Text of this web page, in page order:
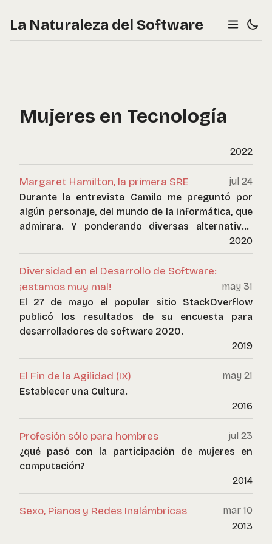
La Naturaleza del Software
Mujeres en Tecnología
2022
Margaret Hamilton, la primera SRE
jul 24
Durante la entrevista Camilo me preguntó por
algún personaje, del mundo de la informática, que
admirara. Y ponderando diversas alternativas
expresé mi admiración creciente por Margaret
Hamilton.
2020
Diversidad en el Desarrollo de Software:
¡estamos muy mal!
may 31
El 27 de mayo el popular sitio StackOverflow
publicó los resultados de su encuesta para
desarrolladores de software 2020.
2019
El Fin de la Agilidad (IX)
may 21
Establecer una Cultura.
2016
Profesión sólo para hombres
jul 23
¿qué pasó con la participación de mujeres en
computación?
2014
Sexo, Pianos y Redes Inalámbricas
mar 10
2013